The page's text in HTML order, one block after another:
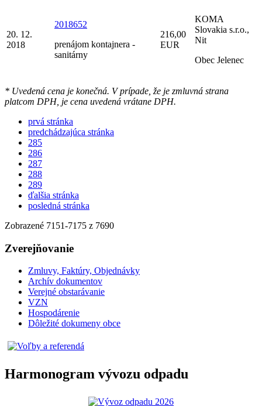
20. 12.
2018
2018652
prenájom kontajnera -
sanitárny
216,00
EUR
KOMA
Slovakia s.r.o.,
Nit
Obec Jelenec
* Uvedená cena je konečná. V prípade, že je zmluvná strana
platcom DPH, je cena uvedená vrátane DPH.
prvá stránka
predchádzajúca stránka
285
286
287
288
289
ďalšia stránka
posledná stránka
Zobrazené 7151-7175 z 7690
Zverejňovanie
Zmluvy, Faktúry, Objednávky
Archív dokumentov
Verejné obstarávanie
VZN
Hospodárenie
Dôležité dokumeny obce
Harmonogram vývozu odpadu